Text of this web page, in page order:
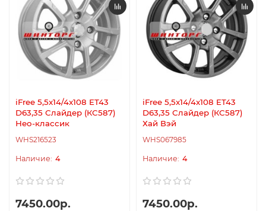
iFree 5,5x14/4x108 ET43
D63,35 Слайдер (КС587)
Нео-классик
WHS216523
4
7450.00р.
iFree 5,5x14/4x108 ET43
D63,35 Слайдер (КС587)
Хай Вэй
WHS067985
4
7450.00р.